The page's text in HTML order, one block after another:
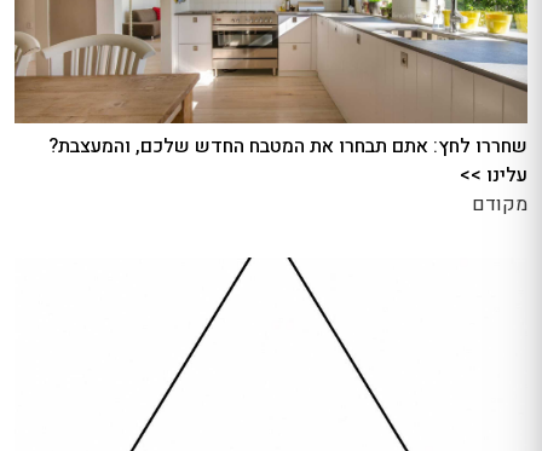
שחררו לחץ: אתם תבחרו את המטבח החדש שלכם, והמעצבת?
עלינו >>
מקודם